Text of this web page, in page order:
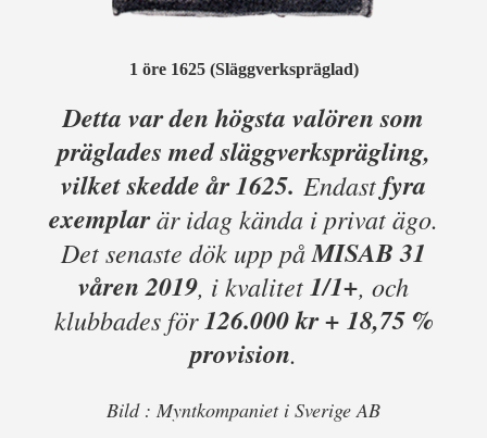
1 öre 1625 (Släggverkspräglad)
Detta var den högsta valören som
präglades med släggverks­prägling,
vilket skedde år 1625. Endastfyra
exemplarär idag kända i privat ägo.
Det senaste dök upp påMISAB 31
våren 2019, i kvalitet1/1+, och
klubbades för126.000 kr + 18,75 %
provision.
Bild : Myntkompaniet i Sverige AB